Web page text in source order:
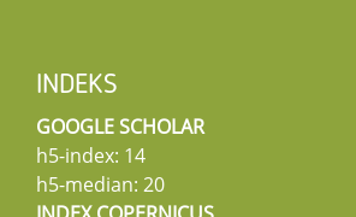
INDEKS
GOOGLE SCHOLAR
h5-index: 14
h5-median: 20